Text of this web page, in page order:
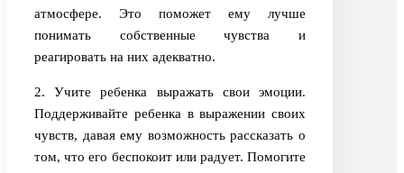
атмосфере. Это поможет ему лучше
понимать собственные чувства и
реагировать на них адекватно.
2. Учите ребенка выражать свои эмоции.
Поддерживайте ребенка в выражении своих
чувств, давая ему возможность рассказать о
том, что его беспокоит или радует. Помогите